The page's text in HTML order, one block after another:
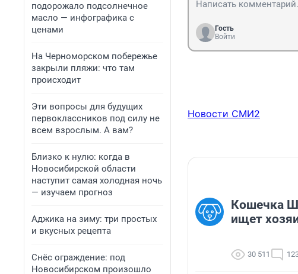
подорожало подсолнечное
масло — инфографика с
ценами
На Черноморском побережье
закрыли пляжи: что там
происходит
Эти вопросы для будущих
первоклассников под силу не
всем взрослым. А вам?
Близко к нулю: когда в
Новосибирской области
наступит самая холодная ночь
— изучаем прогноз
Аджика на зиму: три простых
и вкусных рецепта
Снёс ограждение: под
Новосибирском произошло
Гость
Войти
Новости СМИ2
Кошечка
ищет
30 511